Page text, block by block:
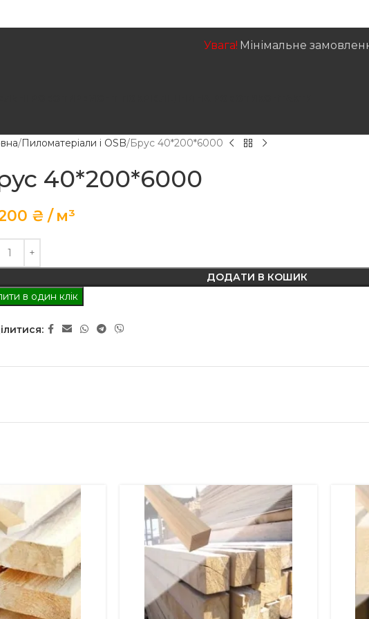
Увага! Мінімальне
Пиломатеріали і OSB Брус 40*200*6000
40*200*6000
₴ м³
ДОДАТИ В КОШИК
в один клік